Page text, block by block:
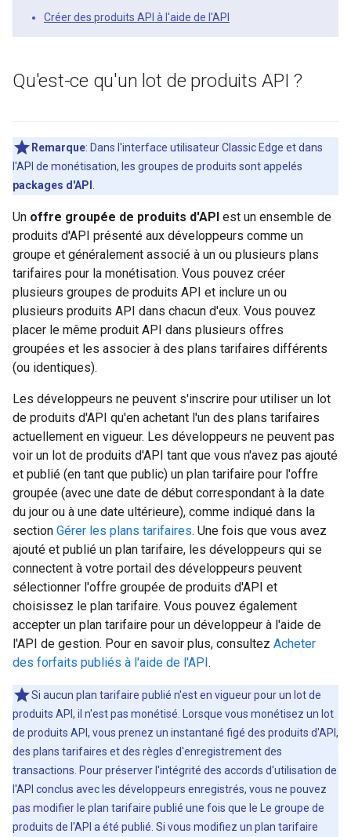
Créer des produits API à l'aide de l'API
Qu'est-ce qu'un lot de produits API ?
Remarque: Dans l'interface utilisateur Classic Edge et dans
l'API de monétisation, les groupes de produits sont appelés
packages d'API
Un offre groupée de produits d'API est un ensemble de
produits d'API présenté aux développeurs comme un
groupe et généralement associé à un ou plusieurs plans
tarifaires pour la monétisation. Vous pouvez créer
plusieurs groupes de produits API et inclure un ou
plusieurs produits API dans chacun d'eux. Vous pouvez
placer le même produit API dans plusieurs offres
groupées et les associer à des plans tarifaires différents
(ou identiques).
Les développeurs ne peuvent s'inscrire pour utiliser un lot
de produits d'API qu'en achetant l'un des plans tarifaires
actuellement en vigueur. Les développeurs ne peuvent pas
voir un lot de produits d'API tant que vous n'avez pas ajouté
et publié (en tant que public) un plan tarifaire pour l'offre
groupée (avec une date de début correspondant à la date
du jour ou à une date ultérieure), comme indiqué dans la
section Gérer les plans tarifaires. Une fois que vous avez
ajouté et publié un plan tarifaire, les développeurs qui se
connectent à votre portail des développeurs peuvent
sélectionner l'offre groupée de produits d'API et
choisissez le plan tarifaire. Vous pouvez également
accepter un plan tarifaire pour un développeur à l'aide de
l'API de gestion. Pour en savoir plus, consultez Acheter
des forfaits publiés à l'aide de l'API.
Si aucun plan tarifaire publié n'est en vigueur pour un lot de
produits API, il n'est pas monétisé. Lorsque vous monétisez un lot
de produits API, vous prenez un instantané figé des produits d'API,
des plans tarifaires et des règles d'enregistrement des
transactions. Pour préserver l'intégrité des accords d'utilisation de
l'API conclus avec les développeurs enregistrés, vous ne pouvez
pas modifier le plan tarifaire publié une fois que le Le groupe de
produits de l'API a été publié. Si vous modifiez un plan tarifaire